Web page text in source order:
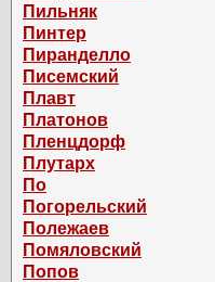
Пильняк
Пинтер
Пиранделло
Писемский
Плавт
Платонов
Пленцдорф
Плутарх
По
Погорельский
Полежаев
Помяловский
Попов